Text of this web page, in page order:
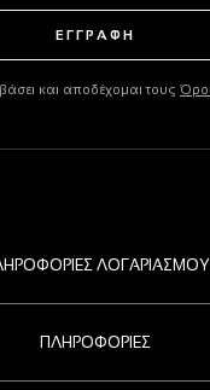
ΕΓΓΡΑΦΗ
και αποδέχομαι τους
ΛΟΓΑΡΙΑΣΜΟΎ
ΠΛΗΡΟΦΟΡΊΕΣ